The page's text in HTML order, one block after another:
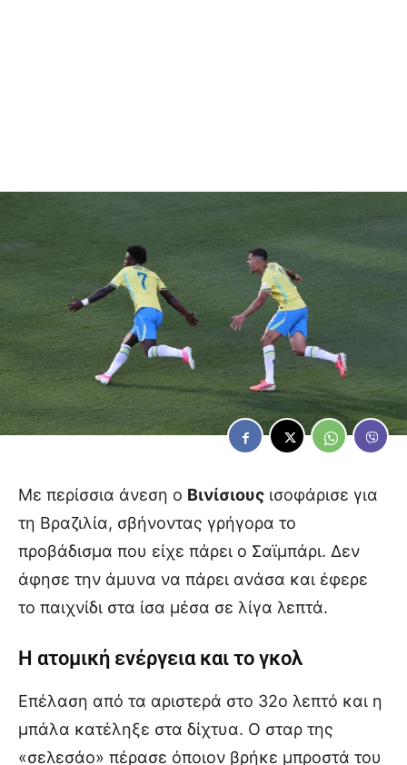
Με περίσσια άνεση ο Βινίσιους ισοφάρισε για
τη Βραζιλία, σβήνοντας γρήγορα το
προβάδισμα που είχε πάρει ο Σαϊμπάρι. Δεν
άφησε την άμυνα να πάρει ανάσα και έφερε
το παιχνίδι στα ίσα μέσα σε λίγα λεπτά.
Η ατομική ενέργεια και το γκολ
Επέλαση από τα αριστερά στο 32ο λεπτό και η
μπάλα κατέληξε στα δίχτυα. Ο σταρ της
«σελεσάο» πέρασε όποιον βρήκε μπροστά του